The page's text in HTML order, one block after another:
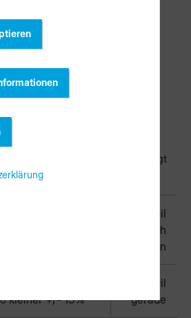
Ausbringung verändert hat, zeigt
15%
Hälfte
Pfeil
nach
unten
relativ
kleiner +/- 15%
Pfeil
gerade